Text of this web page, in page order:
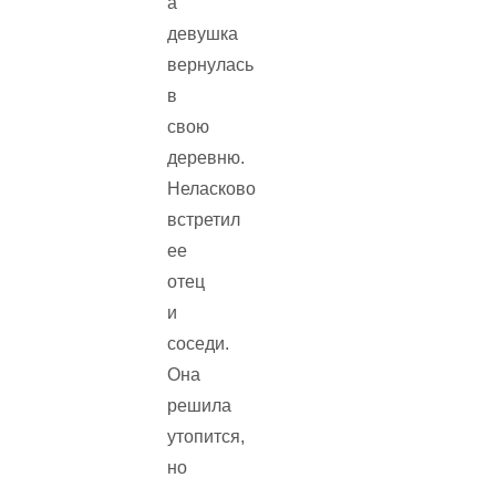
девушка
вернулась
в
свою
деревню.
Неласково
встретил
ее
отец
и
соседи.
Она
решила
утопится,
но